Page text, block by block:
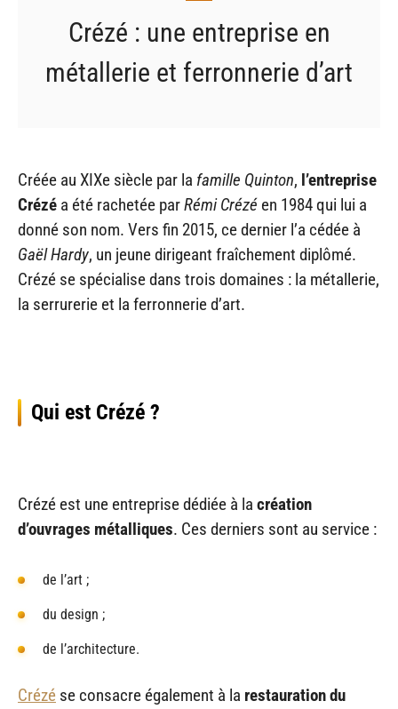
Crézé : une entreprise en
métallerie et ferronnerie d’art
Créée au XIXe siècle par la famille Quinton, l’entreprise
Crézé a été rachetée parRémi Crézé en 1984 qui lui a
donné son nom. Vers fin 2015, ce dernier l’a cédée à
Gaël Hardy, un jeune dirigeant fraîchement diplômé.
Crézé se spécialise dans trois domaines : la métallerie,
la serrurerie et la ferronnerie d’art.
Qui est Crézé ?
Crézé est une entreprise dédiée à la création
d’ouvrages métalliques. Ces derniers sont au service :
de l’art ;
du design ;
de l’architecture.
Crézé se consacre également à la restauration du